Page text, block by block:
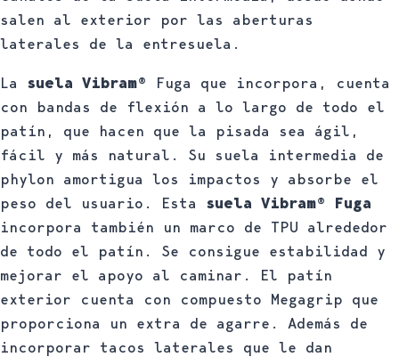
salen al exterior por las aberturas
laterales de la entresuela.
La suela Vibram® Fuga que incorpora, cuenta
con bandas de flexión a lo largo de todo el
patín, que hacen que la pisada sea ágil,
fácil y más natural. Su suela intermedia de
phylon amortigua los impactos y absorbe el
peso del usuario. Esta suela Vibram® Fuga
incorpora también un marco de TPU alrededor
de todo el patín. Se consigue estabilidad y
mejorar el apoyo al caminar. El patín
exterior cuenta con compuesto Megagrip que
proporciona un extra de agarre. Además de
incorporar tacos laterales que le dan